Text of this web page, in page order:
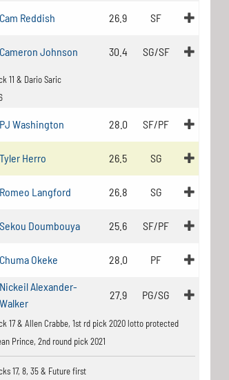
Cam Reddish 26.9 SF
Cameron Johnson 30.4 SG/SF
11 & Dario Saric
PJ Washington 28.0 SF/PF
Tyler Herro 26.5 SG
Romeo Langford 26.8 SG
Sekou Doumbouya 25.6 SF/PF
Chuma Okeke 28.0 PF
Nickeil Alexander-
Walker
27.9 PG/SG
17 & Allen Crabbe, 1st rd pick 2020 lotto protected
Prince, 2nd round pick 2021
17, 8, 35 & Future first